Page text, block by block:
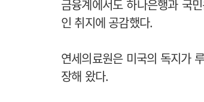
금융계에서도 하나은행과 국
인 취지에 공감했다.
연세의료원은 미국의 독지가
장해 왔다.